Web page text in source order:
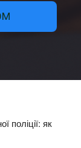
поліції: як